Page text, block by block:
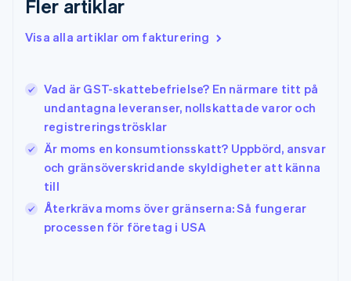
Fler artiklar
Visa alla artiklar om fakturering
Vad är GST-skattebefrielse? En närmare titt på
undantagna leveranser, nollskattade varor och
registreringströsklar
Är moms en konsumtionsskatt? Uppbörd, ansvar
och gränsöverskridande skyldigheter att känna
till
Återkräva moms över gränserna: Så fungerar
processen för företag i USA
Grekland
Hongkong SAR, Kina
English
Irland
Italien
ItalianoEnglish
Japan
日本語
EnglishFrançais
Kroatien